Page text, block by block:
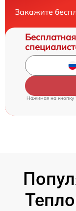
Закажите
Нажимая на кнопку